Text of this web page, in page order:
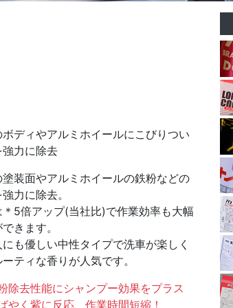
ボディやアルミホイールにこびりつい
力に除去
塗装面やアルミホイールの鉄粉などの
力に除去。
5倍アップ(当社比)で作業効率も大幅
きます。
も優しい中性タイプで洗車が楽しく
ティな香りが人気です。
除去性能にシャンプー効果をプラス
やく紫に反応、作業時間短縮！